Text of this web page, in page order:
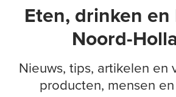
Eten, drinken
Noord-
Nieuws, tips, artikelen en
producten, mensen